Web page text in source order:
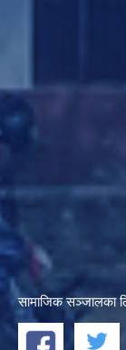
सामाजिक सञ्जालका